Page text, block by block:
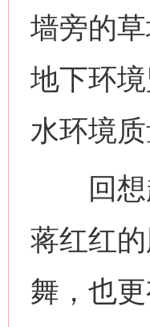
墙旁的
地下环
水环境
回想起
蒋红红
舞，也